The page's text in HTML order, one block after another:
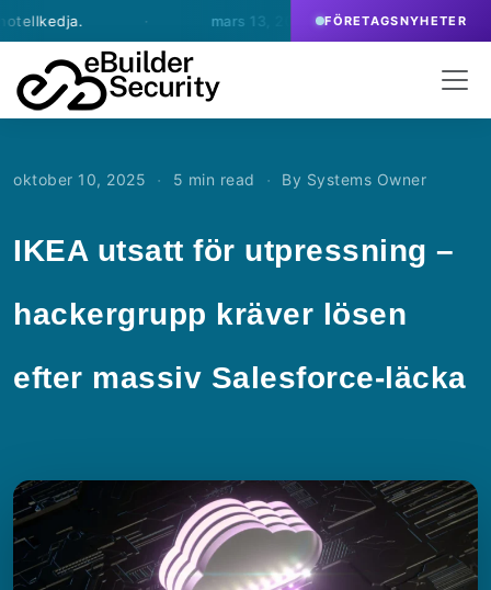
· mars 13, 2026- eBuilder skriver avtal om SOC-
FÖRETAGSNYHETER
oktober 10, 2025 · 5 min read · By Systems Owner
IKEA utsatt för utpressning –
hackergrupp kräver lösen
efter massiv Salesforce-läcka